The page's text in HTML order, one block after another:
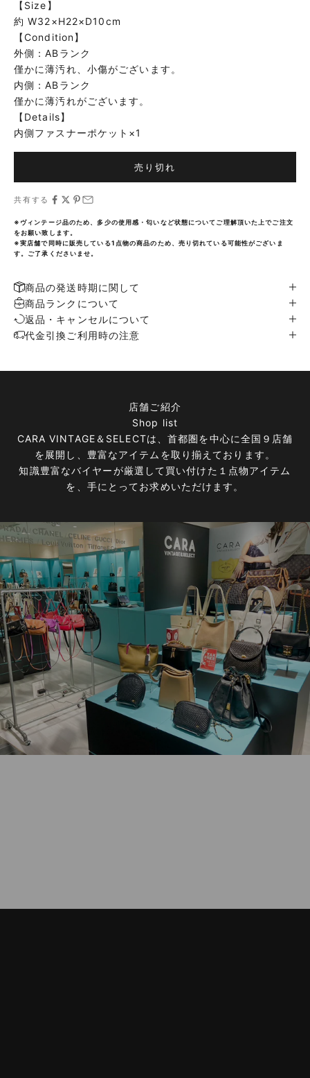
【Size】
約 W32×H22×D10cm
【Condition】
外側：ABランク
僅かに薄汚れ、小傷がございます。
内側：ABランク
僅かに薄汚れがございます。
【Details】
内側ファスナーポケット×1
売り切れ
共有する
※ヴィンテージ品のため、多少の使用感・匂いなど状態についてご理解頂いた上でご注文
をお願い致します。
※実店舗で同時に販売している1点物の商品のため、売り切れている可能性がございま
す。ご了承くださいませ。
商品の発送時期に関して
商品ランクについて
返品・キャンセルについて
代金引換ご利用時の注意
店舗ご紹介
Shop list
CARA VINTAGE＆SELECTは、首都圏を中心に全国９店舗
を展開し、豊富なアイテムを取り揃えております。
知識豊富なバイヤーが厳選して買い付けた１点物アイテム
を、手にとってお求めいただけます。